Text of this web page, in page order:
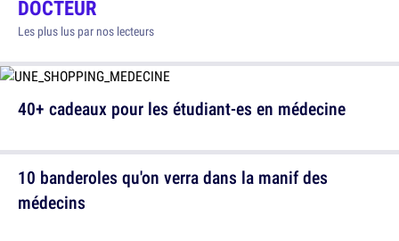
DOCTEUR
Les plus lus par nos lecteurs
40+ cadeaux pour les étudiant-es en médecine
10 banderoles qu'on verra dans la manif des
médecins